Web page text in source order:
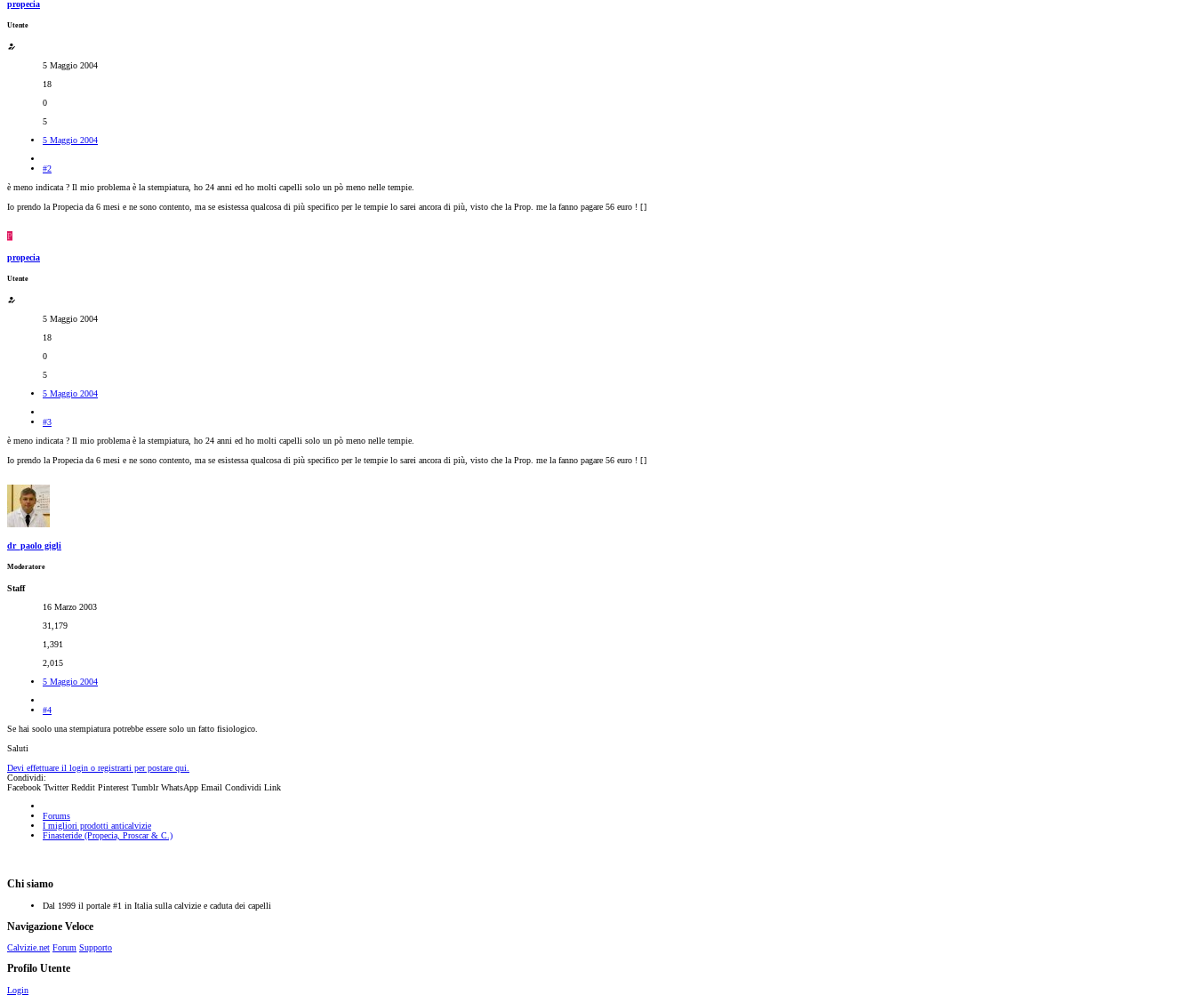
propecia
Utente
5 Maggio 2004
18
0
5
5 Maggio 2004
#2
è meno indicata ? Il mio problema è la stempiatura, ho 24 anni ed ho molti capelli solo un pò meno nelle tempie.
Io prendo la Propecia da 6 mesi e ne sono contento, ma se esistessa qualcosa di più specifico per le tempie lo sarei ancora di più, visto che la Prop. me la fanno pagare 56 euro ! []
P
propecia
Utente
5 Maggio 2004
18
0
5
5 Maggio 2004
#3
è meno indicata ? Il mio problema è la stempiatura, ho 24 anni ed ho molti capelli solo un pò meno nelle tempie.
Io prendo la Propecia da 6 mesi e ne sono contento, ma se esistessa qualcosa di più specifico per le tempie lo sarei ancora di più, visto che la Prop. me la fanno pagare 56 euro ! []
dr_paolo gigli
Moderatore
Staff
16 Marzo 2003
31,179
1,391
2,015
5 Maggio 2004
#4
Se hai soolo una stempiatura potrebbe essere solo un fatto fisiologico.
Saluti
Devi effettuare il login o registrarti per postare qui.
Condividi:
Facebook Twitter Reddit Pinterest Tumblr WhatsApp Email Condividi Link
Forums
I migliori prodotti anticalvizie
Finasteride (Propecia, Proscar & C.)
Chi siamo
Dal 1999 il portale #1 in Italia sulla calvizie e caduta dei capelli
Navigazione Veloce
Calvizie.net Forum Supporto
Profilo Utente
Login